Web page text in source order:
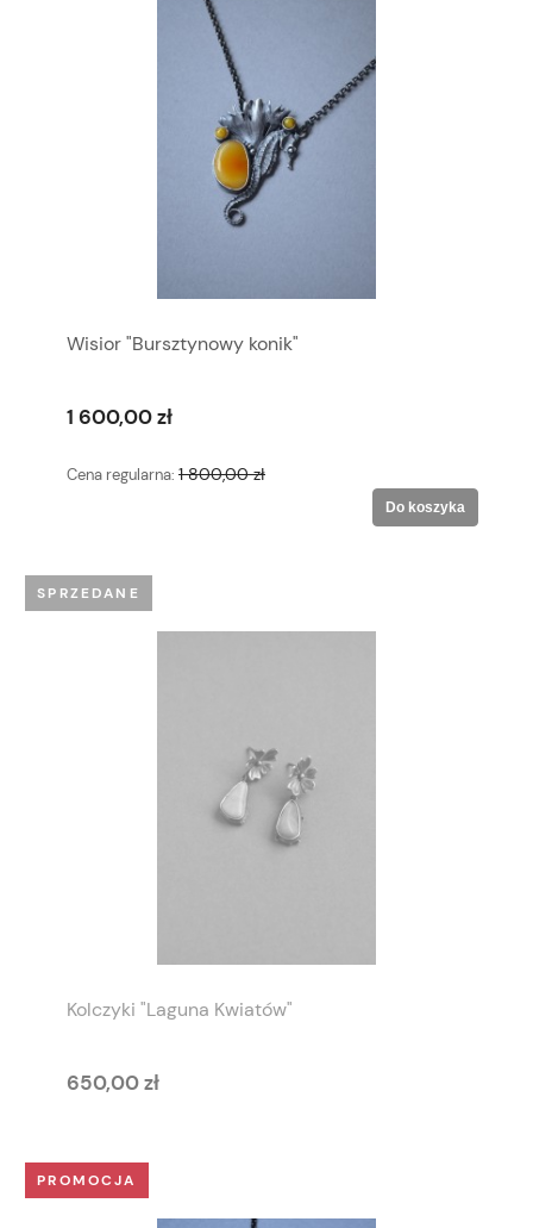
Wisior "Bursztynowy konik"
1 600,00 zł
Cena regularna: 1 800,00 zł
Do koszyka
Kolczyki "Laguna Kwiatów"
650,00 zł
SPRZEDANE
PROMOCJA